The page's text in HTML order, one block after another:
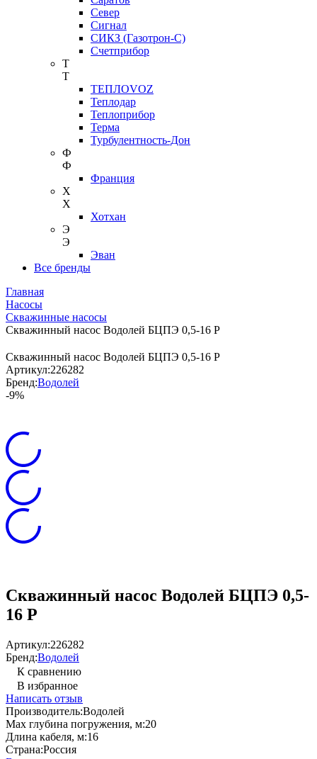
Север
Сигнал
СИКЗ (Газотрон-С)
Счетприбор
Т
Т
ТЕПЛОVOZ
Теплодар
Теплоприбор
Терма
Турбулентность-Дон
Ф
Ф
Франция
Х
Х
Хотхан
Э
Э
Эван
Все бренды
Главная
Насосы
Скважинные насосы
Скважинный насос Водолей БЦПЭ 0,5-16 Р
Скважинный насос Водолей БЦПЭ 0,5-16 Р
Артикул:226282
Бренд:Водолей
-9%
Скважинный насос Водолей БЦПЭ 0,5-
16 Р
Артикул:226282
Бренд:Водолей
К сравнению
В избранное
Написать отзыв
Производитель:Водолей
Max глубина погружения, м:20
Длина кабеля, м:16
Страна:Россия